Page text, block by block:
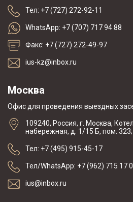
Образцы договоров с
Тел: +7 (727) 272-92-11
WhatsApp: +7 (707) 717 94 88
Факс: +7 (727) 272-49-97
ius-kz@inbox.ru
Москва
Офис для проведения выездных
109240, Россия, г. Москва,
набережная, д. 1/15 Б, пом. 323;
Тел: +7 (495) 915-45-17
Тел/WhatsApp: +7 (962) 715 17
ius@inbox.ru